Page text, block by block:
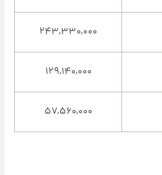
۲۴۳,۳۳۰,۰۰۰
۱۲۹,۱۴۰,۰۰۰
۵۷,۵۶۰,۰۰۰